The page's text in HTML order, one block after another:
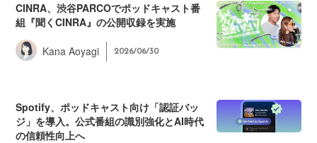
CINRA、渋谷PARCOでポッドキャスト番
組『聞くCINRA』の公開収録を実施
Kana Aoyagi 2026/06/30
Spotify、ポッドキャスト向け「認証バッ
ジ」を導入。公式番組の識別強化とAI時代
の信頼性向上へ